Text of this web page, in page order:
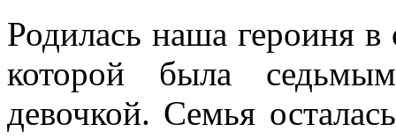
Родилась наша героиня
которой была
девочкой. Семья